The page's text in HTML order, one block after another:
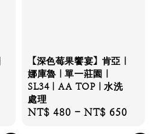
【深色莓果饗宴】肯亞｜
娜庫魯｜單一莊園｜
SL34｜AA TOP｜水洗
處理
Regular
NT$ 480 -NT$ 650